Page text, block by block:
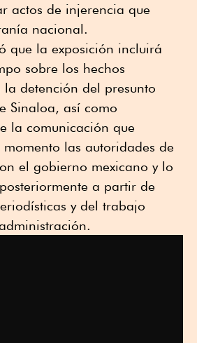
actos de injerencia que
nacional.
que la exposición incluirá
sobre los hechos
detención del presunto
Sinaloa, así como
la comunicación que
momento las autoridades de
el gobierno mexicano y lo
a partir de
y del trabajo